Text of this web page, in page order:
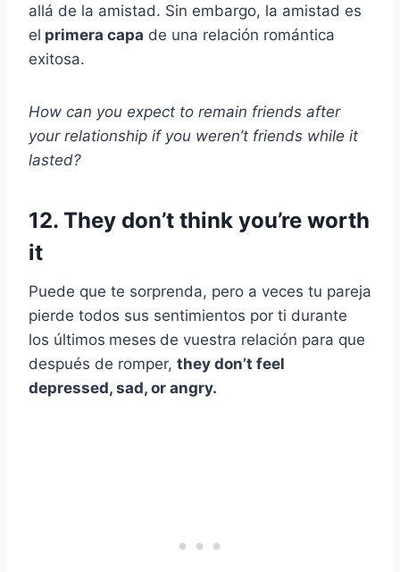
allá de la amistad. Sin embargo, la amistad es
el primera capa de una relación romántica
exitosa.
How can you expect to remain friends after
your relationship if you weren’t friends while it
lasted?
12. They don’t think you’re worth
it
Puede que te sorprenda, pero a veces tu pareja
pierde todos sus sentimientos por ti durante
los últimos meses de vuestra relación para que
después de romper, they don’t feel
depressed, sad, or angry.